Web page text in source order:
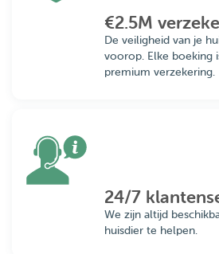
€2.5M
De veiligheid van je
voorop. Elke boeking
premium verzekering.
24/7
We zijn altijd
huisdier te helpen.